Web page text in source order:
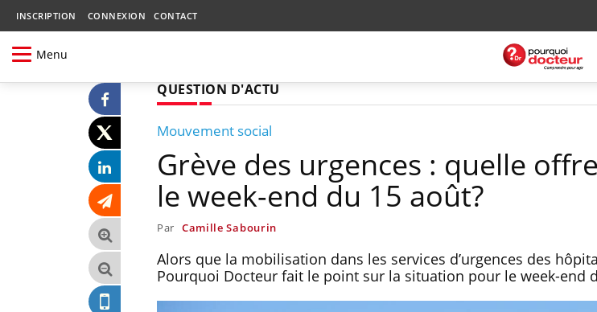
INSCRIPTION CONNEXION CONTACT
Menu
QUESTION D'ACTU
Mouvement social
Grève des urgences : quelle
le week-end du 15 août?
Par Camille Sabourin
Alors que la mobilisation dans les services d’urgences des
Pourquoi Docteur fait le point sur la situation pour le week-end